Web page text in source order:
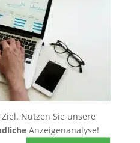
Nutzen Sie unsere
Anzeigenanalyse!